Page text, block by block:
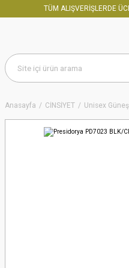
TÜM ALIŞVERİŞLERDE
Anasayfa CİNSİYET Unisex